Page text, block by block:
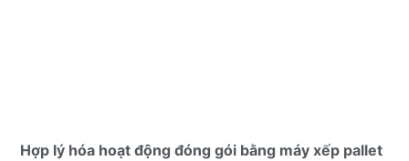
Hợp lý hóa hoạt động đóng gói bằng máy xếp pallet